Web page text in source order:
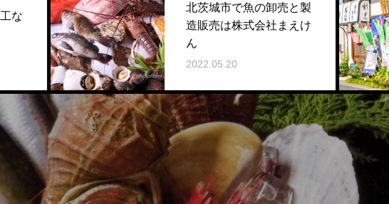
北茨城市で魚の卸売と製
造販売は株式会社まえけ
ん
2022.05.20